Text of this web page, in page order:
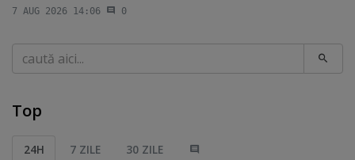
7 AUG 2026 14:06 0
Caută
Top
24H 7 ZILE 30 ZILE